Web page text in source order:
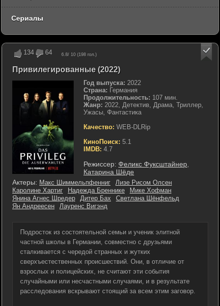
134 64 6.8/ 10 (198 гол.)
Привилегированные (2022)
Год выпуска: 2022
Страна: Германия
Продолжительность: 107 мин.
Жанр: 2022, Детектив, Драма, Триллер,
Ужасы, Фантастика
Качество: WEB-DLRip
КиноПоиск: 5.1
IMDB: 4.7
Режиссер: Феликс Фуксштайнер
Катарина Шёде
Актеры: Макс Шиммельпфенниг
Лизе Рисом Олсен
Каролине Хартиг
Надежда Бреннике
Мике Хофман
Янина Агнес Шредер
Дитер Бах
Светлана Шёнфельд
Ян Андреесен
Лауренс Вигэнд
Подросток из состоятельной семьи и ученик элитной
частной школы в Германии, совместно с друзьями
сталкивается с чередой странных и жутких
сверхъестественных происшествий. Они, в отличие от
взрослых и полицейских, не считают эти события
случайными или несчастными случаями, и в результате
расследования вскрывают стоящий за всем этим заговор.
Сериалы